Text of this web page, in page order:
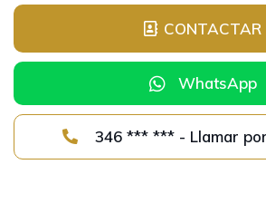
CONTACTAR
WhatsApp
346 *** *** -